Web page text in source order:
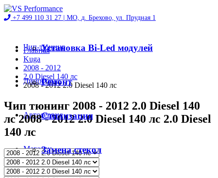
+7 499 110 31 27 | МО, д. Брехово, ул. Прудная 1
Чип-тюнинг
Диностенд
Автосервис
Магазин
Установка Bi-Led модулей
Ремонт
Стилизация
Замена стекол
Главная
Kuga
2008 - 2012
2.0 Diesel 140 лс
2008 - 2012 2.0 Diesel 140 лс
Чип тюнинг 2008 - 2012 2.0 Diesel 140
лс 2008 - 2012 2.0 Diesel 140 лс 2.0 Diesel
140 лс